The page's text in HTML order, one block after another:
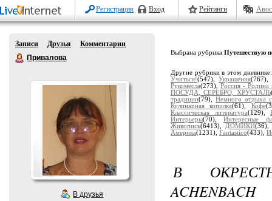
Регистрация Вход Рейтинги
Записи Друзья
Комментарии
Привалова
В друзья
Выбрана рубрика Путешествую
Другие рубрики в этом
Учиться!(547),Украшения(767),
Рукомесла(273),Россия - Родина
ПОСУДА, СЕРЕБРО, ХРУСТАЛЬ
традиции(79),Немного отдыха
Кулинарная копилка(61), Кофе
Классическая литература(129),
Интерьеры(70),Интересные
Живопись(6413), ДОМИКИ
Америка(1231), Fantastico(433),
В
ACHENBACH